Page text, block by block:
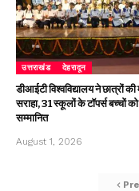
उत्तराखंड देहरादून
डीआईटी विश्वविद्यालय ने छात्रों
सराहा, 31 स्कूलों के टॉपर्स बच्चों
सम्मानित
August 1, 2026